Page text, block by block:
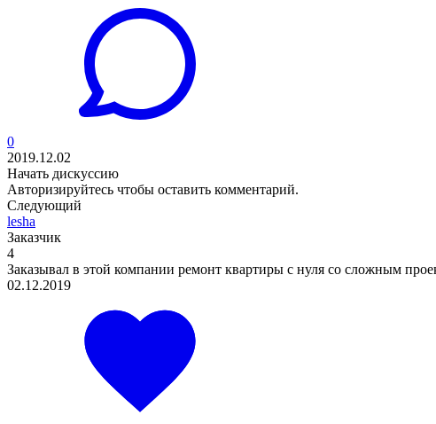
0
2019.12.02
Начать дискуссию
Авторизируйтесь чтобы оставить комментарий.
Следующий
lesha
Заказчик
4
Заказывал в этой компании ремонт квартиры с нуля со сложным
02.12.2019